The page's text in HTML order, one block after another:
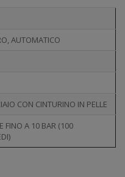
AUTOMATICO
CON CINTURINO IN PELLE
FINO A 10 BAR (100